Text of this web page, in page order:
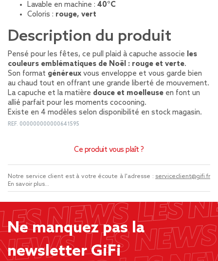
Lavable en machine : 40°C
Coloris : rouge, vert
Description du produit
Pensé pour les fêtes, ce pull plaid à capuche associe les
couleurs emblématiques de Noël : rouge et verte.
Son format généreux vous enveloppe et vous garde bien
au chaud tout en offrant une grande liberté de mouvement.
La capuche et la matière douce et moelleuse en font un
allié parfait pour les moments cocooning.
Existe en 4 modèles selon disponibilité en stock magasin.
REF. 000000000000641595
Ce produit vous plaît ?
Notre service client est à votre écoute à l'adresse : serviceclient@gifi.fr
En savoir plus...
Ne manquez pas la
newsletter GiFi